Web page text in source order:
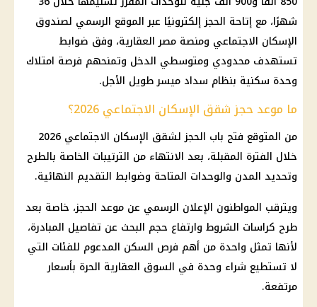
شهرًا، مع إتاحة الحجز إلكترونيًا عبر الموقع الرسمي لصندوق
الإسكان الاجتماعي ومنصة مصر العقارية، وفق ضوابط
تستهدف محدودي ومتوسطي الدخل وتمنحهم فرصة امتلاك
وحدة سكنية بنظام سداد ميسر طويل الأجل.
ما موعد حجز شقق الإسكان الاجتماعي 2026؟
من المتوقع فتح باب الحجز لشقق الإسكان الاجتماعي 2026
خلال الفترة المقبلة، بعد الانتهاء من الترتيبات الخاصة بالطرح
وتحديد المدن والوحدات المتاحة وضوابط التقديم النهائية.
ويترقب المواطنون الإعلان الرسمي عن موعد الحجز، خاصة بعد
طرح كراسات الشروط وارتفاع حجم البحث عن تفاصيل المبادرة،
لأنها تمثل واحدة من أهم فرص السكن المدعوم للفئات التي
لا تستطيع شراء وحدة في السوق العقارية الحرة بأسعار
مرتفعة.